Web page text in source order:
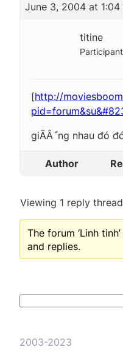
June 3, 2004 at 1:04
titine
Participant
[http://
giÃÂ´́ng nhau đó
Author
Viewing 1 reply thread
The forum ‘Linh
and replies.
2003-2023